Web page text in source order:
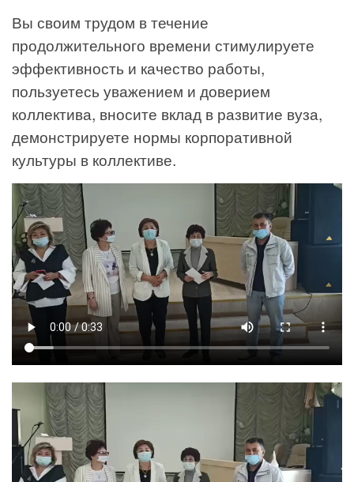
Вы своим трудом в течение
продолжительного времени стимулируете
эффективность и качество работы,
пользуетесь уважением и доверием
коллектива, вносите вклад в развитие вуза,
демонстрируете нормы корпоративной
культуры в коллективе.